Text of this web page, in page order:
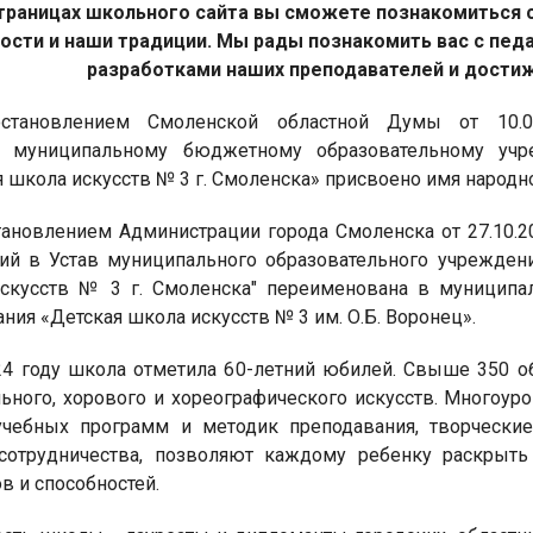
школьного сайта вы сможете
и наши традиции. Мы рады познакомить вас с
разработками наших преподавателей и
Смоленской областной Думы от
муниципальному бюджетному образовательному
школа искусств № 3 г. Смоленска» присвоено имя
Администрации города Смоленска от
в Устав муниципального образовательного
№ 3 г. Смоленска" переименована в
«Детская школа искусств № 3 им. О.Б. Воронец».
школа отметила 60-летний юбилей. Свыше 350
хорового и хореографического искусств.
программ и методик преподавания,
позволяют каждому ребенку
и способностей.